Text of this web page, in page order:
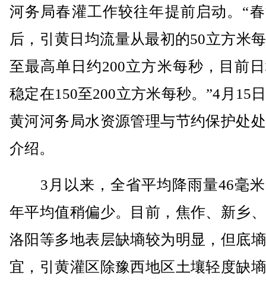
河务局春灌工作较往年提前启动。“
后，引黄日均流量从最初的50立方米
至最高单日约200立方米每秒，目前
稳定在150至200立方米每秒。”4月15
黄河河务局水资源管理与节约保护处
介绍。
3月以来，全省平均降雨量46毫米
年平均值稍偏少。目前，焦作、新乡
洛阳等多地表层缺墒较为明显，但底
宜，引黄灌区除豫西地区土壤轻度缺